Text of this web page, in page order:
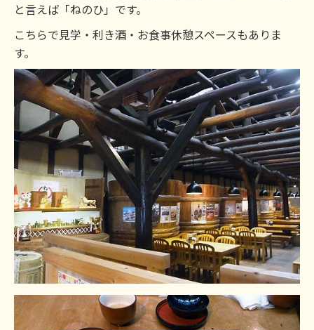
と言えば「ねのひ」です。
こちらで見学・利き酒・お食事休憩スペースもありま
す。